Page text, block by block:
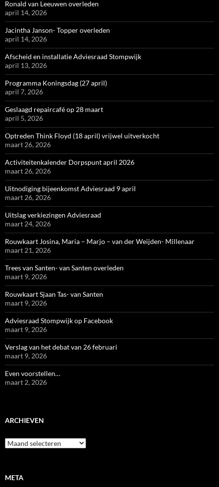
Ronald van Leeuwen overleden
april 14, 2026
Jacintha Janson- Topper overleden
april 14, 2026
Afscheid en installatie Adviesraad Stompwijk
april 13, 2026
Programma Koningsdag (27 april)
april 7, 2026
Geslaagd repaircafé op 28 maart
april 5, 2026
Optreden Think Floyd (18 april) vrijwel uitverkocht
maart 26, 2026
Activiteitenkalender Dorpspunt april 2026
maart 26, 2026
Uitnodiging bijeenkomst Adviesraad 9 april
maart 26, 2026
Uitslag verkiezingen Adviesraad
maart 24, 2026
Rouwkaart Josina, Maria – Marjo – van der Weijden- Millenaar
maart 21, 2026
Trees van Santen- van Santen overleden
maart 9, 2026
Rouwkaart Sjaan Tas- van Santen
maart 9, 2026
Adviesraad Stompwijk op Facebook
maart 9, 2026
Verslag van het debat van 26 februari
maart 9, 2026
Even voorstellen…
maart 2, 2026
ARCHIEVEN
Archieven
META